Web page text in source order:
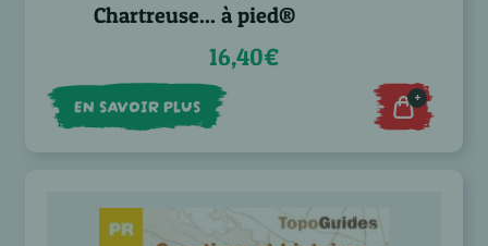
Chartreuse... à pied®
16,40€
EN SAVOIR PLUS +